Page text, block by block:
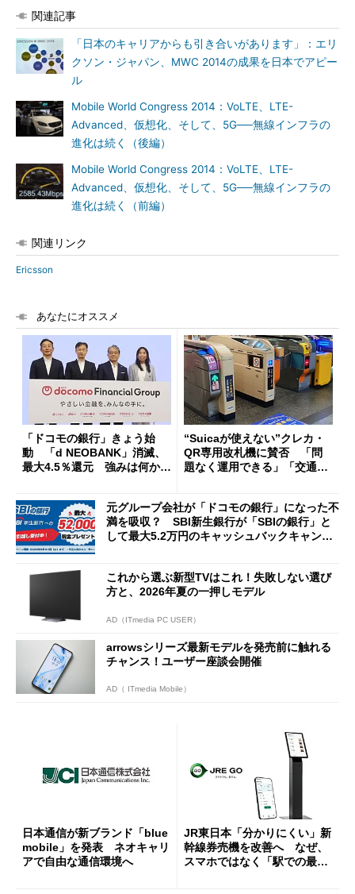
関連記事
「日本のキャリアからも引き合いがあります」：エリ
クソン・ジャパン、MWC 2014の成果を日本でアピー
ル
Mobile World Congress 2014：VoLTE、LTE-
Advanced、仮想化、そして、5G──無線インフラの
進化は続く（後編）
Mobile World Congress 2014：VoLTE、LTE-
Advanced、仮想化、そして、5G──無線インフラの
進化は続く（前編）
関連リンク
Ericsson
あなたにオススメ
「ドコモの銀行」きょう始
動 「d NEOBANK」消滅、
最大4.5％還元 強みは何か解
“Suicaが使えない”クレカ・
QR専用改札機に賛否 「問
題なく運用できる」「交通系I
元グループ会社が「ドコモの銀行」になった不
満を吸収？ SBI新生銀行が「SBIの銀行」と
して最大5.2万円のキャッシュバックキャンペ
これから選ぶ新型TVはこれ！失敗しない選び
方と、2026年夏の一押しモデル
AD（ITmedia PC USER）
arrowsシリーズ最新モデルを発売前に触れる
チャンス！ユーザー座談会開催
AD（ ITmedia Mobile）
日本通信が新ブランド「blue
mobile」を発表 ネオキャリ
アで自由な通信環境へ
JR東日本「分かりにくい」新
幹線券売機を改善へ なぜ、
スマホではなく「駅での最短